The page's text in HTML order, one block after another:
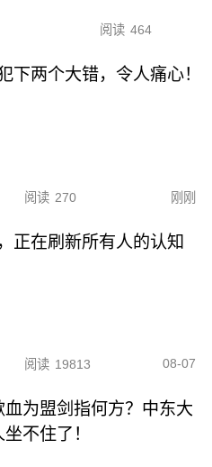
阅读 464
下两个大错，令人痛心！
阅读 270 刚刚
正在刷新所有人的认知
阅读 19813 08-07
血为盟剑指何方？中东大
不住了！